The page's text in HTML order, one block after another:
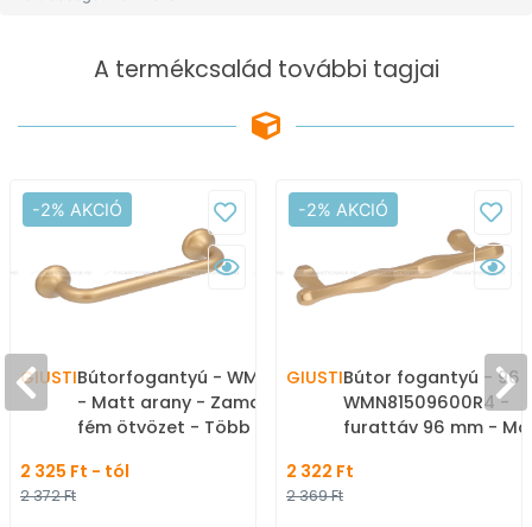
A termékcsalád további tagjai
-2% AKCIÓ
GIUSTIBútorfogantyú - WMN799
- Matt arany - Zamak
fém ötvözet - Több
színes fém
2 325 Ft - tól
2 372 Ft
-2% AKCIÓ
GIUSTIBútor fogantyú - 96
WMN81509600R4 -
furattáv 96 mm -
ötvözet - Egy
2 322 Ft
2 369 Ft